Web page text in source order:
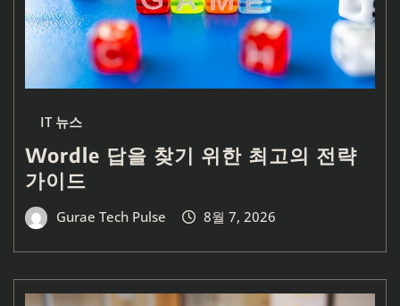
IT 뉴스
Wordle 답을 찾기 위한 최고의 전략
가이드
Gurae Tech Pulse 8월 7, 2026